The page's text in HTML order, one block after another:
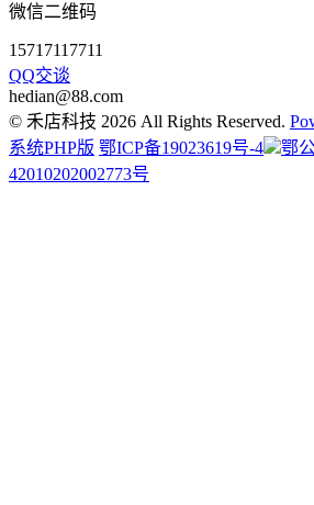
微信二维码
15717117711
QQ交谈
hedian@88.com
© 禾店科技 2026 All Rights Reserved.
系统PHP版 鄂ICP备19023619号-4
鄂
42010202002773号